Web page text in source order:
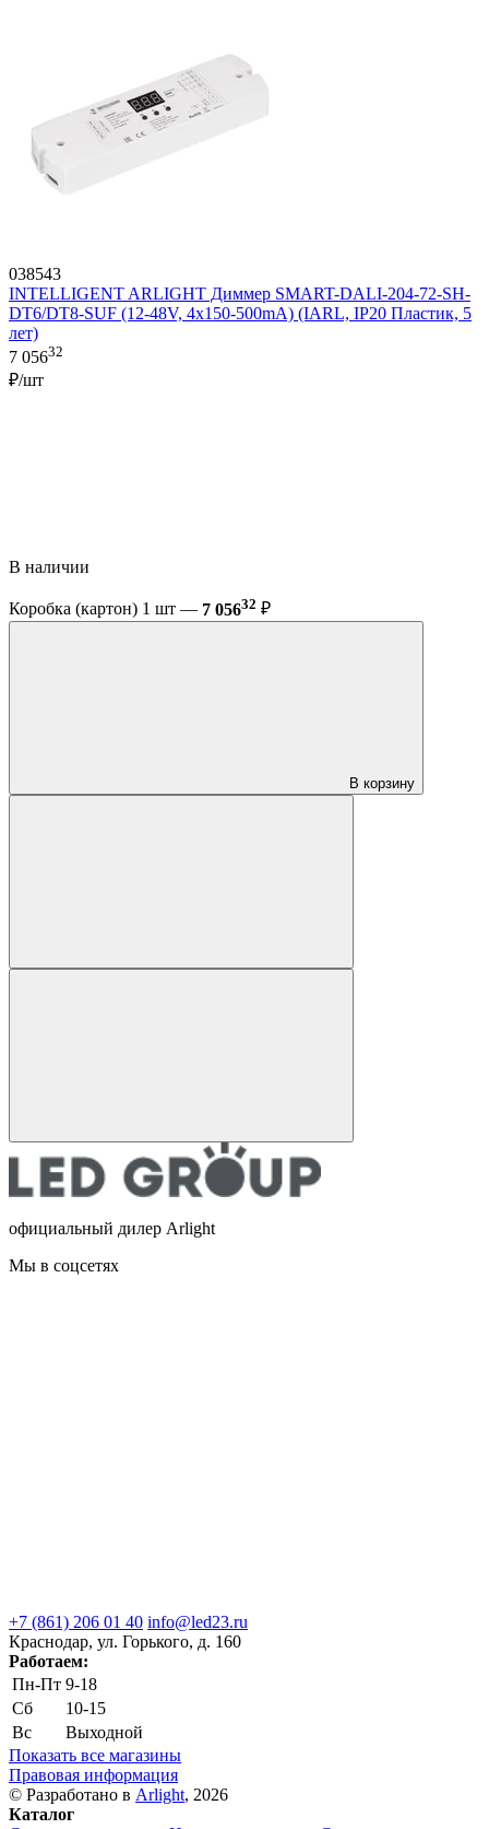
038543
INTELLIGENT ARLIGHT Диммер SMART-DALI-204-72-SH-
DT6/DT8-SUF (12-48V, 4x150-500mA) (IARL, IP20 Пластик, 5
лет)
7 05632
₽/шт
В наличии
Коробка (картон) 1 шт — 7 05632 ₽
В корзину
официальный дилер Arlight
Мы в соцсетях
+7 (861) 206 01 40 info@led23.ru
Краснодар, ул. Горького, д. 160
Работаем:
Пн-Пт 9-18
Сб
10-15
Вс
Выходной
Показать все магазины
Правовая информация
© Разработано в Arlight, 2026
Каталог